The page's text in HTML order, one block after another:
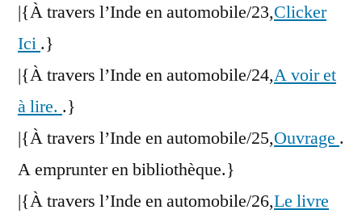
|{À travers l’Inde en automobile/23,Clicker
Ici .}
|{À travers l’Inde en automobile/24,A voir et
à lire. .}
|{À travers l’Inde en automobile/25,Ouvrage .
A emprunter en bibliothèque.}
|{À travers l’Inde en automobile/26,Le livre